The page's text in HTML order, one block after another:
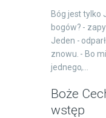
Bóg jest tylko
bogów? -
Jeden -
znowu. - Bo
jednego,…
Boże
wstęp